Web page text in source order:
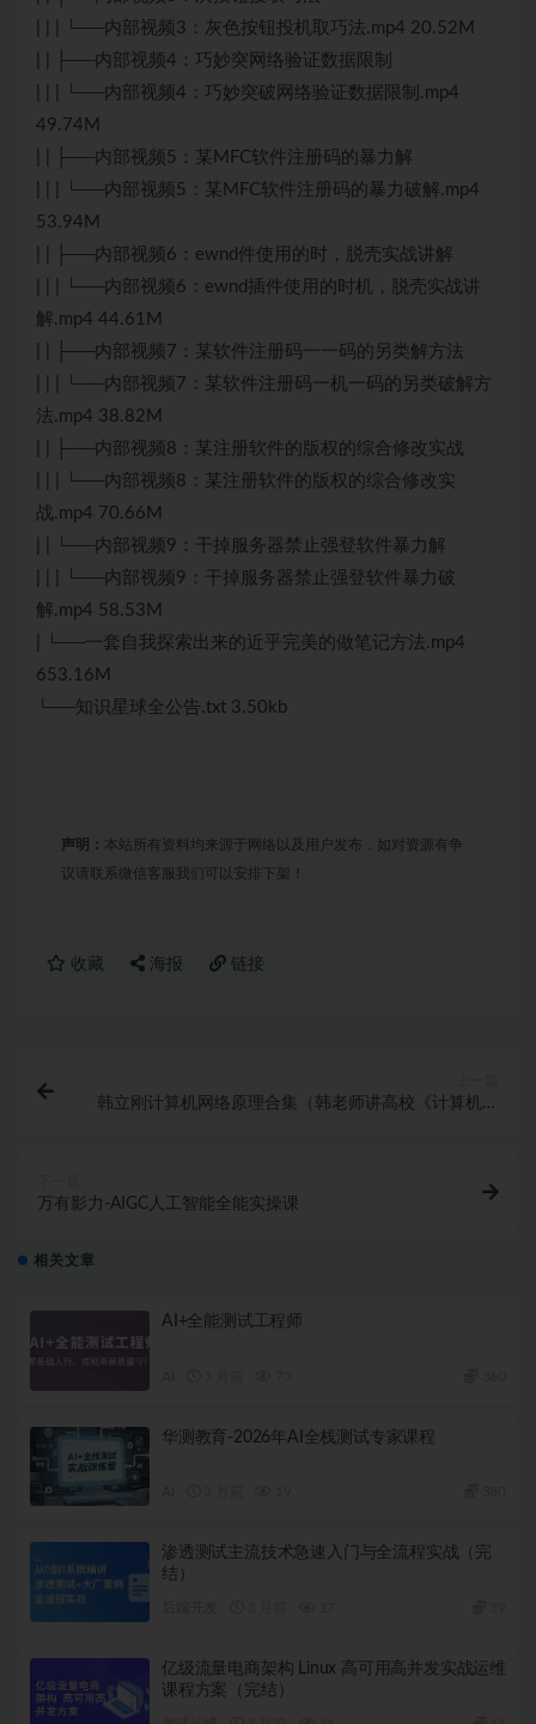
| | | └──内部视频3：灰色按钮投机取巧法.mp4 20.52M
| | ├──内部视频4：巧妙突网络验证数据限制
| | | └──内部视频4：巧妙突破网络验证数据限制.mp4
49.74M
| | ├──内部视频5：某MFC软件注册码的暴力解
| | | └──内部视频5：某MFC软件注册码的暴力破解.mp4
53.94M
| | ├──内部视频6：ewnd件使用的时，脱壳实战讲解
| | | └──内部视频6：ewnd插件使用的时机，脱壳实战讲
解.mp4 44.61M
| | ├──内部视频7：某软件注册码一一码的另类解方法
| | | └──内部视频7：某软件注册码一机一码的另类破解方
法.mp4 38.82M
| | ├──内部视频8：某注册软件的版权的综合修改实战
| | | └──内部视频8：某注册软件的版权的综合修改实
战.mp4 70.66M
| | └──内部视频9：干掉服务器禁止强登软件暴力解
| | | └──内部视频9：干掉服务器禁止强登软件暴力破
解.mp4 58.53M
| └──一套自我探索出来的近乎完美的做笔记方法.mp4
653.16M
└──知识星球全公告.txt 3.50kb
声明： 本站所有资料均来源于网络以及用户发布，如对资源有争
议请联系微信客服我们可以安排下架！
收藏 海报 链接
韩立刚计算机网络原理合集（韩老师讲高校《计算机网
万有影力-AIGC人工智能全能实操课
相关文章
AI+全能测试工程师
华测教育-2026年AI全栈测试专家课程
渗透测试主流技术急速入门与全流程实战（完
结）
亿级流量电商架构 Linux 高可用高并发实战运维
课程方案（完结）